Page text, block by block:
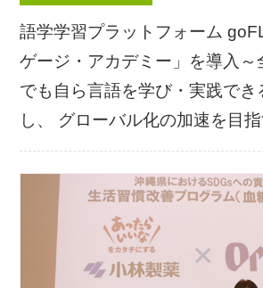
語学学習プラットフォーム
ゲージ・アカデミー」を導入～
でも自ら言語を学び・実践でき
し、 グローバル化の加速を目指